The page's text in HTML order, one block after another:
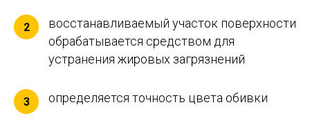
2
восстанавливаемый участок поверхности
обрабатывается средством для
устранения жировых загрязнений
3 определяется точность цвета обивки